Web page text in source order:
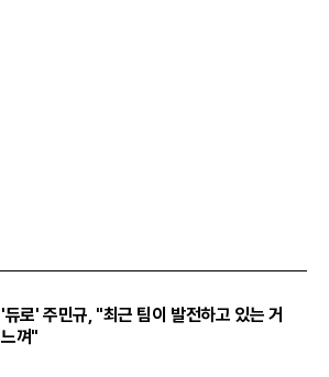
'듀로' 주민규, "최근 팀이 발전하고 있는 거
느껴"